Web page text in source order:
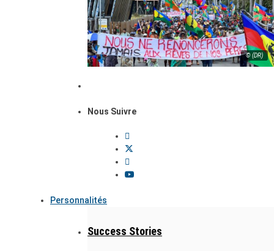
© (DR)
Nous Suivre
Personnalités
Success Stories